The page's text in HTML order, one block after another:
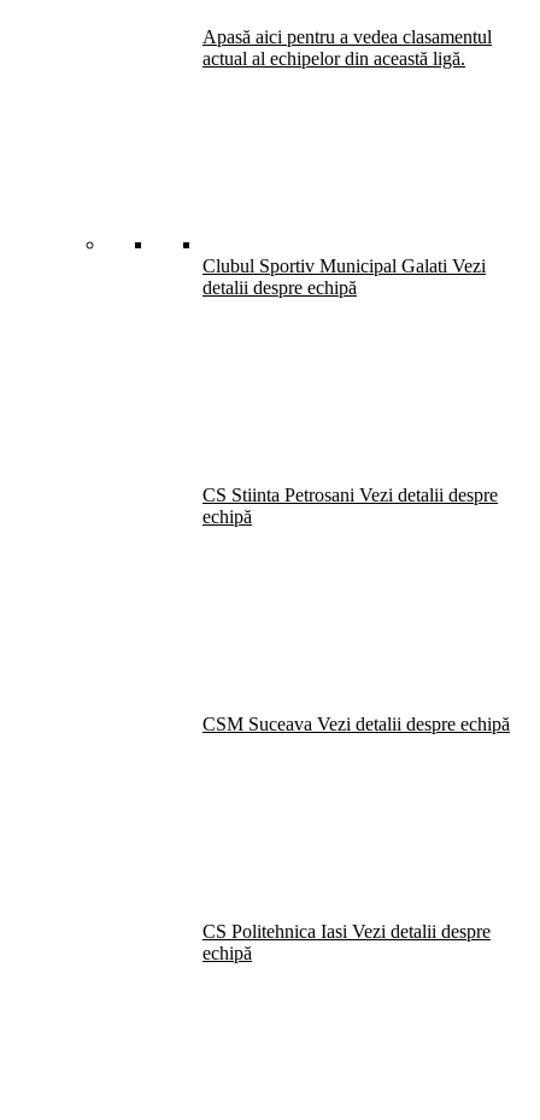
Apasă aici pentru a vedea clasamentul
actual al echipelor din această ligă.
Clubul Sportiv Municipal Galati Vezi
detalii despre echipă
CS Stiinta Petrosani Vezi detalii despre
echipă
CSM Suceava Vezi detalii despre echipă
CS Politehnica Iasi Vezi detalii despre
echipă